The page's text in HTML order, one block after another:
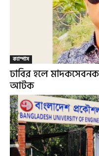
ক্যাম্পাস
ঢাবির হলে
আটক